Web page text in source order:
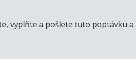
vyplňte a pošlete tuto poptávku a